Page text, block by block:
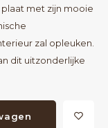
met zijn mooie
zal opleuken.
dit uitzonderlijke